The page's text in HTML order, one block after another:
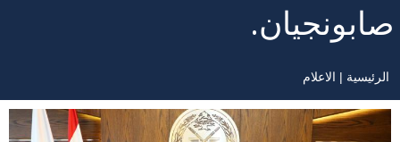
صابونجيان.
مسار
التنقل
الرئيسية الاعلام